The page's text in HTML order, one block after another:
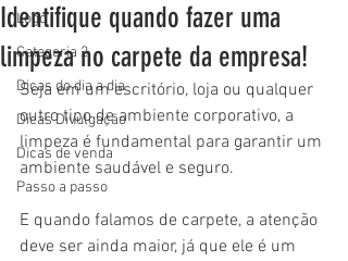
Logo
Categoria 2
Dicas do dia a dia
Dicas Divulgação
Dicas de venda
Passo a passo
Identifique quando fazer uma
limpeza no carpete da empresa!
Seja em um escritório, loja ou qualquer
outro tipo de ambiente corporativo, a
limpeza é fundamental para garantir um
ambiente saudável e seguro.
E quando falamos de carpete, a atenção
deve ser ainda maior, já que ele é um